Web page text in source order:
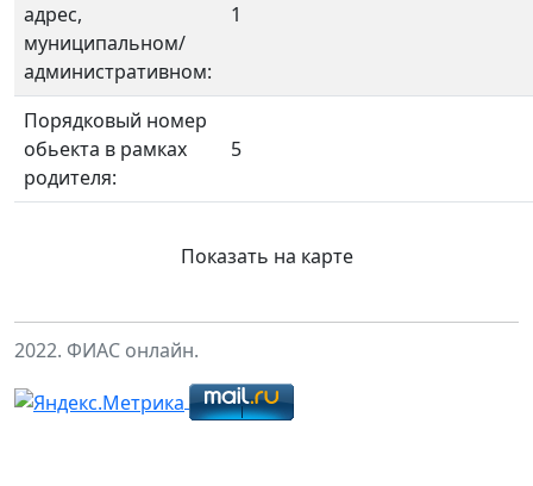
адрес,
муниципальном/
административном:
1
Порядковый номер
обьекта в рамках
родителя:
5
Показать на карте
2022. ФИАС онлайн.